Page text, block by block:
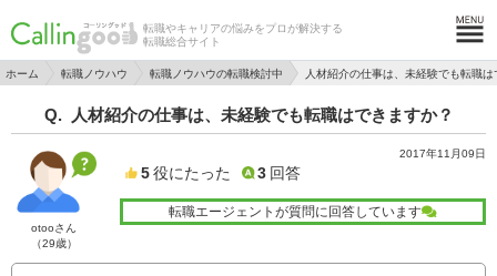
転職やキャリアの悩みをプロが解決する
転職総合サイト
ホーム 転職ノウハウ 転職ノウハウの転職検討中 人材紹介の仕事は、未経験でも転職
人材紹介の仕事は、未経験でも転職はできますか？
otooさん
（29歳）
2017年11月09日
5 役にたった 3 回答
転職エージェントが質問に回答しています